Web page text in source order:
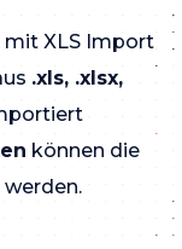
XLS Import
.xls, .xlsx,
können die